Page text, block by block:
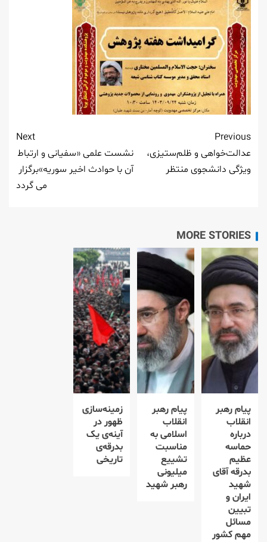
Previous
عدالت‌خواهی و ظلم‌ستیزی،
ویژگی دانشجوی منتظر
Next
نشست علمی «سفیانی و ارتباط
آن با حوادث اخیر سوریه»برگزار
می گردد
MORE STORIES
پیام رهبر
انقلاب
درباره
حماسه
عظیم
بدرقه آقای
شهید
ایران و
تبیین
مسائل
مهم کشور
پیام رهبر
انقلاب
اسلامی به
مناسبت
تشییع
میلیونی
رهبر شهید
زمینه‌سازی
ظهور در
آینه‌ی یک
بدرقه‌ی
تاریخی